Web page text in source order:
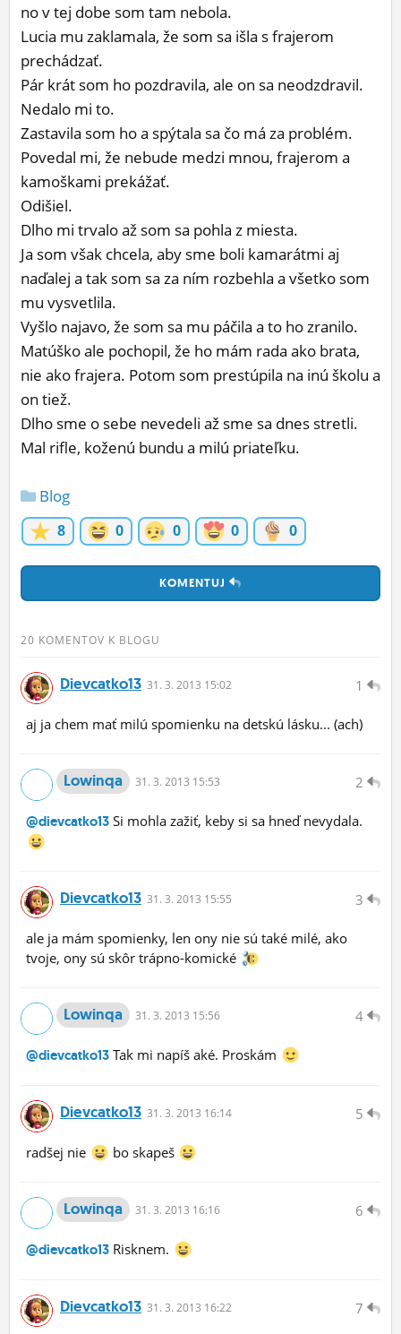
no v tej dobe som tam nebola.
Lucia mu zaklamala, že som sa išla s frajerom
prechádzať.
Pár krát som ho pozdravila, ale on sa neodzdravil.
Nedalo mi to.
Zastavila som ho a spýtala sa čo má za problém.
Povedal mi, že nebude medzi mnou, frajerom a
kamoškami prekážať.
Odišiel.
Dlho mi trvalo až som sa pohla z miesta.
Ja som však chcela, aby sme boli kamarátmi aj
naďalej a tak som sa za ním rozbehla a všetko som
mu vysvetlila.
Vyšlo najavo, že som sa mu páčila a to ho zranilo.
Matúško ale pochopil, že ho mám rada ako brata,
nie ako frajera. Potom som prestúpila na inú školu a
on tiež.
Dlho sme o sebe nevedeli až sme sa dnes stretli.
Mal rifle, koženú bundu a milú priateľku.
Blog
8 0 0 0 0
KOMENTUJ
20 KOMENTOV K BLOGU
1
Dievcatko13 31. 3. 2013 15:02
aj ja chem mať milú spomienku na detskú lásku... (ach)
2
Lowinqa 31. 3. 2013 15:53
@dievcatko13 Si mohla zažiť, keby si sa hneď nevydala.
3
Dievcatko13 31. 3. 2013 15:55
ale ja mám spomienky, len ony nie sú také milé, ako
tvoje, ony sú skôr trápno-komické
4
Lowinqa 31. 3. 2013 15:56
@dievcatko13 Tak mi napíš aké. Proskám
5
Dievcatko13 31. 3. 2013 16:14
radšej nie bo skapeš
6
Lowinqa 31. 3. 2013 16:16
@dievcatko13 Risknem.
7
Dievcatko13 31. 3. 2013 16:22